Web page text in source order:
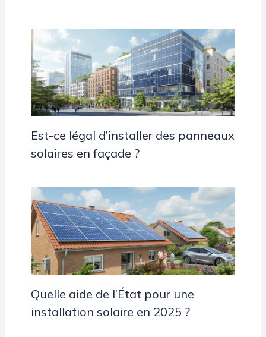
Est-ce légal d’installer des panneaux
solaires en façade ?
Quelle aide de l’État pour une
installation solaire en 2025 ?